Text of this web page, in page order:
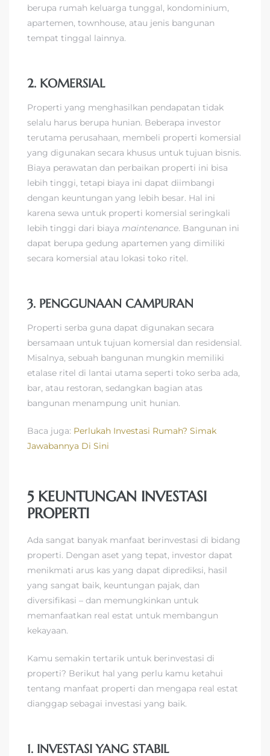
berupa rumah keluarga tunggal, kondominium,
apartemen, townhouse, atau jenis bangunan
tempat tinggal lainnya.
2. KOMERSIAL
Properti yang menghasilkan pendapatan tidak
selalu harus berupa hunian. Beberapa investor
terutama perusahaan, membeli properti komersial
yang digunakan secara khusus untuk tujuan bisnis.
Biaya perawatan dan perbaikan properti ini bisa
lebih tinggi, tetapi biaya ini dapat diimbangi
dengan keuntungan yang lebih besar. Hal ini
karena sewa untuk properti komersial seringkali
lebih tinggi dari biaya maintenance. Bangunan ini
dapat berupa gedung apartemen yang dimiliki
secara komersial atau lokasi toko ritel.
3. PENGGUNAAN CAMPURAN
Properti serba guna dapat digunakan secara
bersamaan untuk tujuan komersial dan residensial.
Misalnya, sebuah bangunan mungkin memiliki
etalase ritel di lantai utama seperti toko serba ada,
bar, atau restoran, sedangkan bagian atas
bangunan menampung unit hunian.
Baca juga: Perlukah Investasi Rumah? Simak
Jawabannya Di Sini
5 KEUNTUNGAN INVESTASI
PROPERTI
Ada sangat banyak manfaat berinvestasi di bidang
properti. Dengan aset yang tepat, investor dapat
menikmati arus kas yang dapat diprediksi, hasil
yang sangat baik, keuntungan pajak, dan
diversifikasi – dan memungkinkan untuk
memanfaatkan real estat untuk membangun
kekayaan.
Kamu semakin tertarik untuk berinvestasi di
properti? Berikut hal yang perlu kamu ketahui
tentang manfaat properti dan mengapa real estat
dianggap sebagai investasi yang baik.
1. INVESTASI YANG STABIL